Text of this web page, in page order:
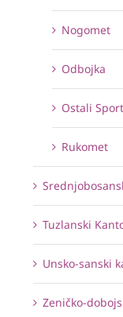
Nogomet
Odbojka
Ostali
Rukomet
Tuzlanski
Unsko-sanski
Zeničko-